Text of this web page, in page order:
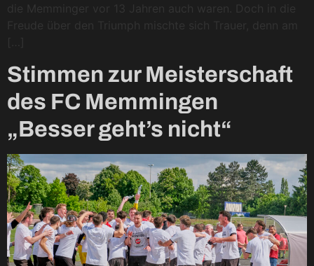
die Memminger vor 13 Jahren auch waren. Doch in die
Freude über den Triumph mischte sich Trauer, denn am
Stimmen zur Meisterschaft
des FC Memmingen
„Besser geht’s nicht“